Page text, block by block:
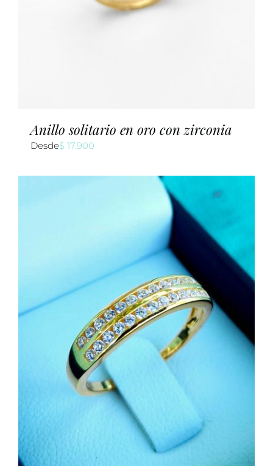
Anillo solitario en oro con zirconia
Desde$ 17.900